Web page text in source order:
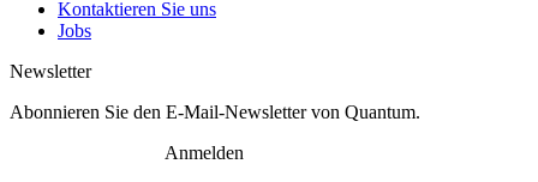
Kontaktieren Sie uns
Jobs
Newsletter
Abonnieren Sie den E-Mail-Newsletter von Quantum.
Anmelden